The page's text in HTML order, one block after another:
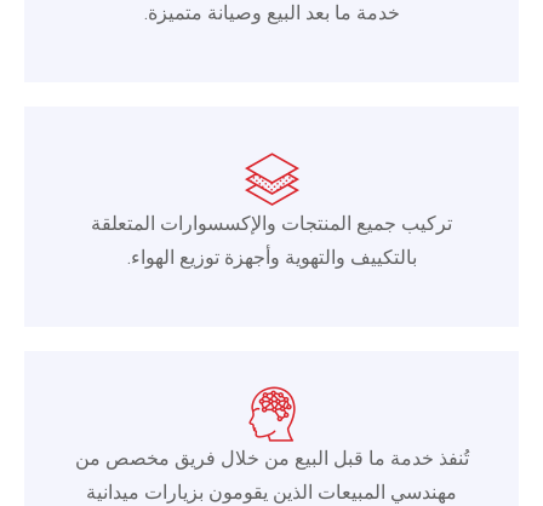
خدمة ما بعد البيع وصيانة متميزة.
تركيب جميع المنتجات والإكسسوارات المتعلقة
بالتكييف والتهوية وأجهزة توزيع الهواء.
تُنفذ خدمة ما قبل البيع من خلال فريق مخصص من
مهندسي المبيعات الذين يقومون بزيارات ميدانية